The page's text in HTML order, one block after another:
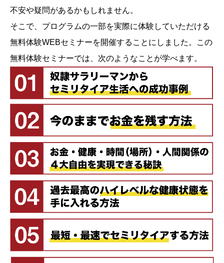
不安や疑問があるかもしれません。
そこで、プログラムの一部を実際に体験していただける
無料体験WEBセミナーを開催することにしました。この
無料体験セミナーでは、次のようなことが学べます。